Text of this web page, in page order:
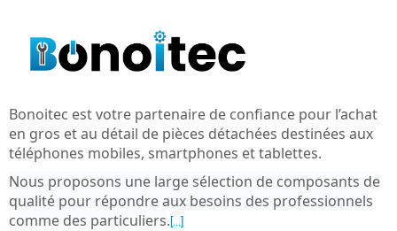
Bonoitec est votre partenaire de confiance pour l’achat
en gros et au détail de pièces détachées destinées aux
téléphones mobiles, smartphones et tablettes.
Nous proposons une large sélection de composants de
qualité pour répondre aux besoins des professionnels
comme des particuliers. [...]